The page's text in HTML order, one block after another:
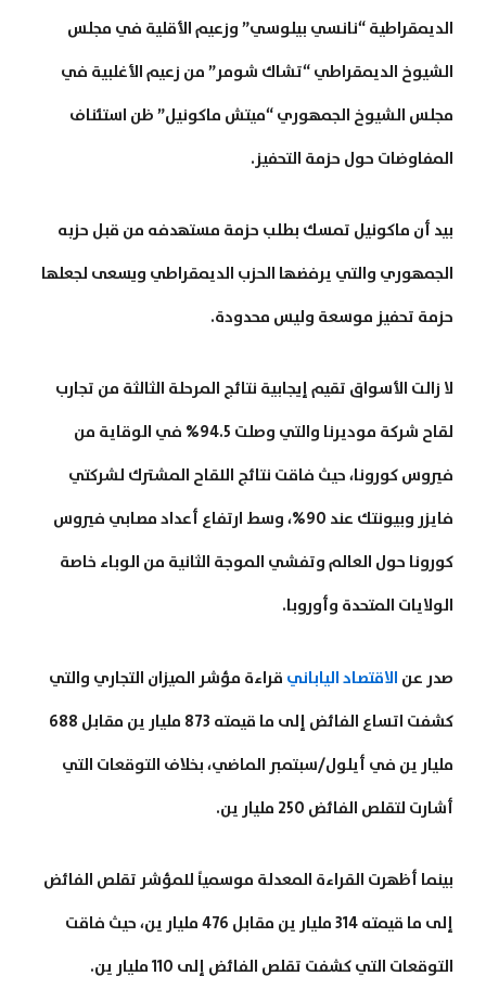
الديمقراطية “نانسي بيلوسي” وزعيم الأقلية في مجلس
الشيوخ الديمقراطي “تشاك شومر” من زعيم الأغلبية في
مجلس الشيوخ الجمهوري “ميتش ماكونيل” ظن استئناف
المفاوضات حول حزمة التحفيز.
بيد أن ماكونيل تمسك بطلب حزمة مستهدفه من قبل حزبه
الجمهوري والتي يرفضها الحزب الديمقراطي ويسعى لجعلها
حزمة تحفيز موسعة وليس محدودة.
لا زالت الأسواق تقيم إيجابية نتائج المرحلة الثالثة من تجارب
لقاح شركة موديرنا والتي وصلت 94.5% في الوقاية من
فيروس كورونا، حيث فاقت نتائج اللقاح المشترك لشركتي
فايزر وبيونتك عند 90%، وسط ارتفاع أعداد مصابي فيروس
كورونا حول العالم وتفشي الموجة الثانية من الوباء خاصة
الولايات المتحدة وأوروبا.
صدر عن الاقتصاد الياباني قراءة مؤشر الميزان التجاري والتي
كشفت اتساع الفائض إلى ما قيمته 873 مليار ين مقابل 688
مليار ين في أيلول/سبتمبر الماضي، بخلاف التوقعات التي
أشارت لتقلص الفائض 250 مليار ين.
بينما أظهرت القراءة المعدلة موسمياً للمؤشر تقلص الفائض
إلى ما قيمته 314 مليار ين مقابل 476 مليار ين، حيث فاقت
التوقعات التي كشفت تقلص الفائض إلى 110 مليار ين.